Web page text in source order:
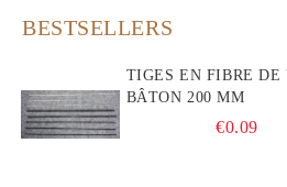
BESTSELLERS
TIGES EN FIBRE DE
BÂTON 200 MM
€0.09